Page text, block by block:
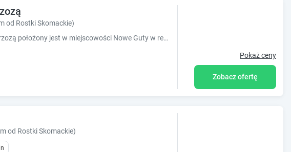
od Rostki Skomackie)
Obiekt OSADA Pod Brzozą położony jest w miejscowości Nowe Guty w regionie warmińsko-mazurskie i oferuje bezpłatne Wi-Fi, plac zabaw, ogród oraz
Pokaż ceny
Zobacz ofertę
od Rostki Skomackie)